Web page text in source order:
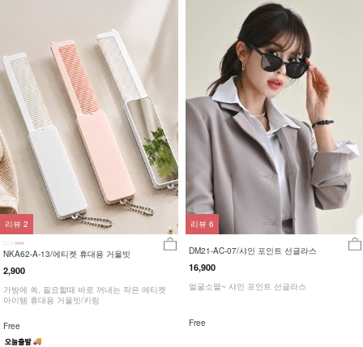
NKA62-A-13/에티켓 휴대용 거울빗
2,900
가방에 쏙, 필요할때 바로 꺼내는 작은 에티켓
아이템 휴대용 거울빗/키링
Free
리뷰 2
DM21-AC-07/샤인 포인트 선글라스
16,900
얼굴소멸~ 샤인 포인트 선글라스
Free
리뷰 6